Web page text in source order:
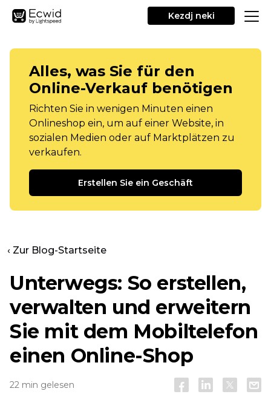
Kezdj neki
Alles, was Sie für den
Online-Verkauf benötigen
Richten Sie in wenigen Minuten einen
Onlineshop ein, um auf einer Website, in
sozialen Medien oder auf Marktplätzen zu
verkaufen.
Erstellen Sie ein Geschäft
‹ Zur Blog-Startseite
Unterwegs: So erstellen,
verwalten und erweitern
Sie mit dem Mobiltelefon
einen Online-Shop
22 min gelesen